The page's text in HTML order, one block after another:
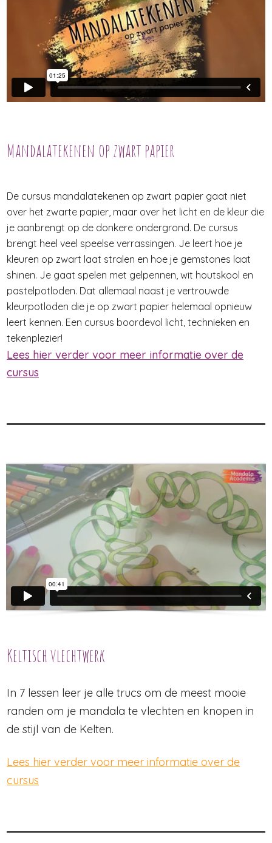
Mandalatekenen op zwart papier
De cursus mandalatekenen op zwart papier gaat niet
over het zwarte papier, maar over het licht en de kleur die
je aanbrengt op de donkere ondergrond. De cursus
brengt heel veel speelse verrassingen. Je leert hoe je
kleuren op zwart laat stralen en hoe je gemstones laat
shinen. Je gaat spelen met gelpennen, wit houtskool en
pastelpotloden. Dat allemaal naast je vertrouwde
kleurpotloden die je op zwart papier helemaal opnieuw
leert kennen. Een cursus boordevol licht, technieken en
tekenplezier!
Lees hier verder voor meer informatie over de
cursus
Keltisch vlechtwerk
In 7 lessen leer je alle trucs om de meest mooie
randen om je mandala te vlechten en knopen in
de stijl van de Kelten.
Lees hier verder voor meer informatie over de
cursus